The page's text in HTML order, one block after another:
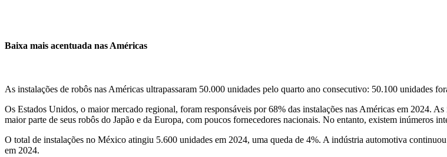
Baixa mais acentuada nas Américas
As instalações de robôs nas Américas ultrapassaram 50.000 unidades pelo quarto ano consecutivo: 50.100 unidades
Os Estados Unidos, o maior mercado regional, foram responsáveis por 68% das instalações nas Américas em 2024.
maior parte de seus robôs do Japão e da Europa, com poucos fornecedores nacionais. No entanto, existem inúmeros
O total de instalações no México atingiu 5.600 unidades em 2024, uma queda de 4%. A indústria automotiva
em 2024.